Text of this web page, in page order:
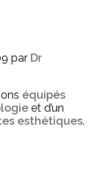
par Dr
équipés
et d’un
esthétiques.